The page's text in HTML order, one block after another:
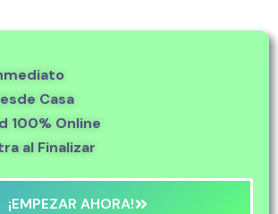
Casa
100% Online
al Finalizar
¡EMPEZAR AHORA!